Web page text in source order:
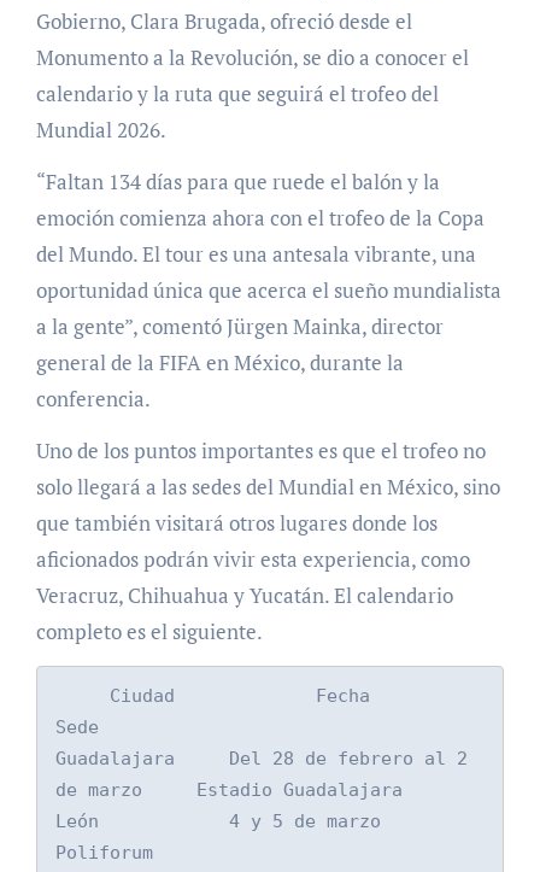
Gobierno, Clara Brugada, ofreció desde el
Monumento a la Revolución, se dio a conocer el
calendario y la ruta que seguirá el trofeo del
Mundial 2026.
“Faltan 134 días para que ruede el balón y la
emoción comienza ahora con el trofeo de la Copa
del Mundo. El tour es una antesala vibrante, una
oportunidad única que acerca el sueño mundialista
a la gente”, comentó Jürgen Mainka, director
general de la FIFA en México, durante la
conferencia.
Uno de los puntos importantes es que el trofeo no
solo llegará a las sedes del Mundial en México, sino
que también visitará otros lugares donde los
aficionados podrán vivir esta experiencia, como
Veracruz, Chihuahua y Yucatán. El calendario
completo es el siguiente.
     Ciudad             Fecha
Sede
Guadalajara     Del 28 de febrero al 2
de marzo     Estadio Guadalajara
León            4 y 5 de marzo
Poliforum